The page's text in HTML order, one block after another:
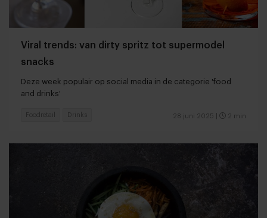
Viral trends: van dirty spritz tot supermodel
snacks
Deze week populair op social media in de categorie 'food
and drinks'
28 juni 2025 2 min
Foodretail Drinks